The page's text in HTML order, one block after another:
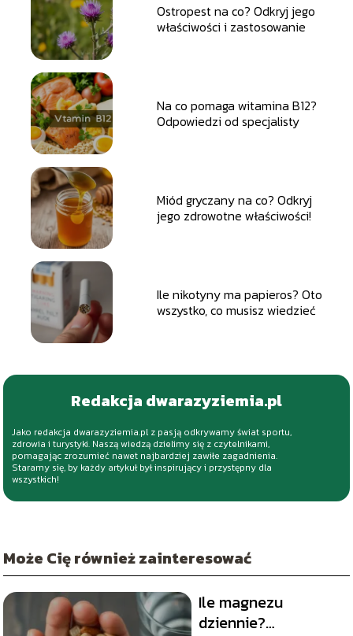
Ostropest na co? Odkryj jego
właściwości i zastosowanie
Na co pomaga witamina B12?
Odpowiedzi od specjalisty
Miód gryczany na co? Odkryj
jego zdrowotne właściwości!
Ile nikotyny ma papieros? Oto
wszystko, co musisz wiedzieć
Redakcja dwarazyziemia.pl
Jako redakcja dwarazyziemia.pl z pasją odkrywamy świat sportu,
zdrowia i turystyki. Naszą wiedzą dzielimy się z czytelnikami,
pomagając zrozumieć nawet najbardziej zawiłe zagadnienia.
Staramy się, by każdy artykuł był inspirujący i przystępny dla
wszystkich!
Może Cię również zainteresować
Ile magnezu
dziennie?